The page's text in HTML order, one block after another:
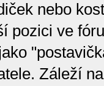
nebo
pozici ve
Záleží